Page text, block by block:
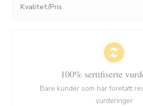
Kvalitet/Pris
100% sertifiserte
Bare kunder som har foretatt
vurderinger